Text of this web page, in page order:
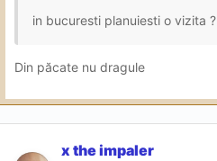
in bucuresti planuiesti o vizita ?
Din păcate nu dragule
x the impaler